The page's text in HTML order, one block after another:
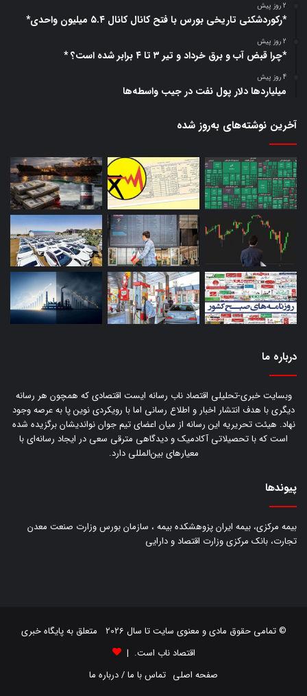
2 روز پیش
*رکوردشکنی تاریخی بورس با فتح کانال کانال ۵.۴ میلیون واحدی*
2 روز پیش
*چرا قبض آب و برق خرداد و تیر ۳ تا ۴ برابر شده است؟ *
4 روز پیش
میلیاردها دلار پول نفت در جیب واسطه‌ها
آخرین نوشته‌های‌ به‌روز شده
درباره‌ ما
وبسایت خبری-تحلیلی اقتصاد ناب رسانه‌ ایست اقتصادی که همچون هر رسانه
دیگری با هدف انتشار اخبار و اطلاع رسانی اما با رویکردی نوین پا به عرصه وجود
نهاد. هیئت تحریریه این رسانه از میان اعضای تیم جوان نواندیشان برگزیده شده
است که با تحصیلاتی آکادمیک و دیدگاهی‌ مترقی سعی در ایجاد رسانه‌ای با
معیار‌های بین‌المللی دارد.
پیوندها
بیمه مرکزی، بیمه ایران پزوهشکده بیمه ، سازمان بورس وزارت صنعت معدن
تجارت، بانک مرکزی وزارت اقتصاد و دارایی
© تمامی حقوق مادی و معنوی سایت تا سال 2026 متعلق به پایگاه خبری
اقتصاد ناب است. |
صفحه اصلی تماس با ما / درباره ما